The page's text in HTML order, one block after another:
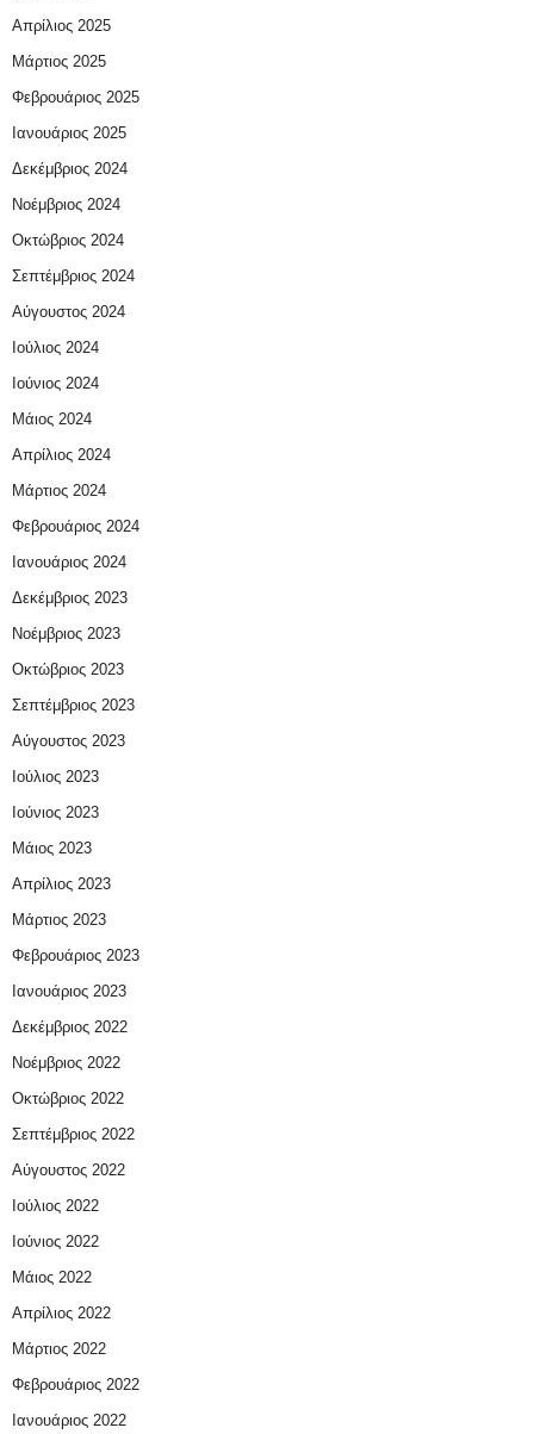
Απρίλιος 2025
Μάρτιος 2025
Φεβρουάριος 2025
Ιανουάριος 2025
Δεκέμβριος 2024
Νοέμβριος 2024
Οκτώβριος 2024
Σεπτέμβριος 2024
Αύγουστος 2024
Ιούλιος 2024
Ιούνιος 2024
Μάιος 2024
Απρίλιος 2024
Μάρτιος 2024
Φεβρουάριος 2024
Ιανουάριος 2024
Δεκέμβριος 2023
Νοέμβριος 2023
Οκτώβριος 2023
Σεπτέμβριος 2023
Αύγουστος 2023
Ιούλιος 2023
Ιούνιος 2023
Μάιος 2023
Απρίλιος 2023
Μάρτιος 2023
Φεβρουάριος 2023
Ιανουάριος 2023
Δεκέμβριος 2022
Νοέμβριος 2022
Οκτώβριος 2022
Σεπτέμβριος 2022
Αύγουστος 2022
Ιούλιος 2022
Ιούνιος 2022
Μάιος 2022
Απρίλιος 2022
Μάρτιος 2022
Φεβρουάριος 2022
Ιανουάριος 2022